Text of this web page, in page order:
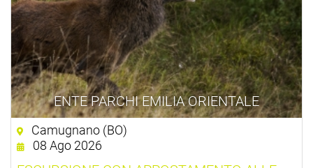
ENTE PARCHI EMILIA ORIENTALE
Camugnano (BO)
08 Ago 2026